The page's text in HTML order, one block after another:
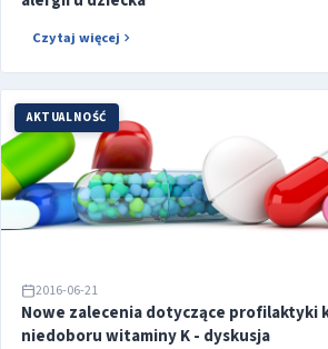
Czytaj więcej
AKTUALNOŚĆ
2016-06-21
Nowe zalecenia dotyczące profilaktyki
niedoboru witaminy K - dyskusja